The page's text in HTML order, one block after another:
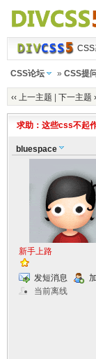
CSS
CSS论坛 » CSS提
‹‹ 上一主题 下一主题
求助：这些css不起
bluespace
新手上路
发短消息
当前离线